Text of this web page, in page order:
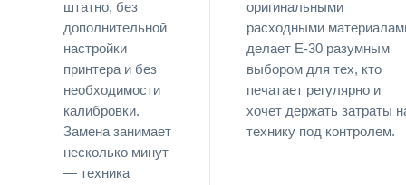
штатно, без
дополнительной
настройки
принтера и без
необходимости
калибровки.
Замена занимает
несколько минут
— техника
оригинальными
расходными
делает E-30 разумным
выбором для тех, кто
печатает регулярно и
хочет держать затраты
технику под контролем.